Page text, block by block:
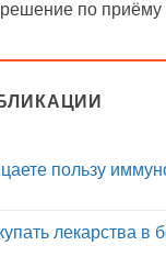
по приёму
пользу
лекарства в